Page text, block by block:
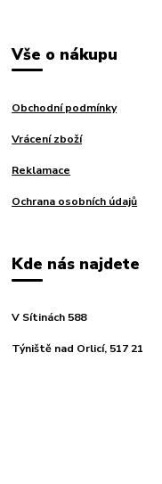
Vše o nákupu
Obchodní podmínky
Vrácení zboží
Reklamace
Ochrana osobních údajů
Kde nás najdete
V Sítinách 588
Týniště nad Orlicí, 517 21